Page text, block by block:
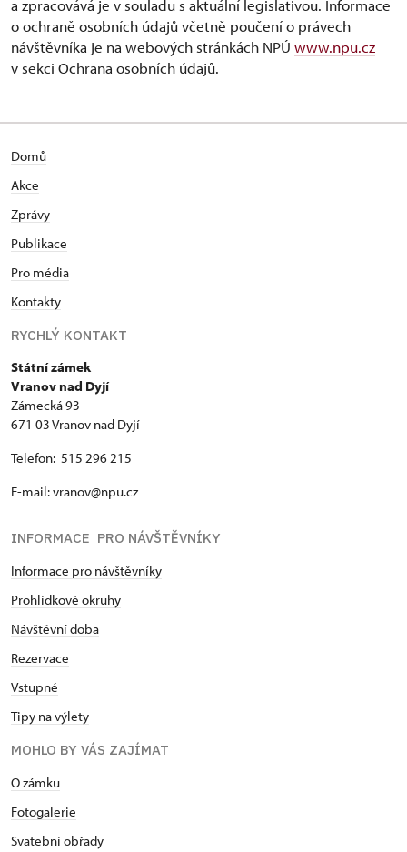
a zpracovává je v souladu s aktuální legislativou. Informace
o ochraně osobních údajů včetně poučení o právech
návštěvníka je na webových stránkách NPÚ www.npu.cz
v sekci Ochrana osobních údajů.
Domů
Akce
Zprávy
Publikace
Pro média
Kontakty
RYCHLÝ KONTAKT
Státní zámek
Vranov nad Dyjí
Zámecká 93
671 03 Vranov nad Dyjí
Telefon: 515 296 215
E-mail: vranov@npu.cz
INFORMACE PRO NÁVŠTĚVNÍKY
Informace pro návštěvníky
Prohlídkové okruhy
Návštěvní doba
Rezervace
Vstupné
Tipy na výlety
MOHLO BY VÁS ZAJÍMAT
O zámku
Fotogalerie
Svatební obřady